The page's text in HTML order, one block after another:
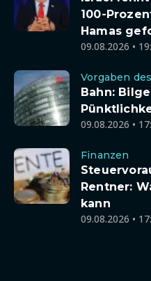
100-
Hamas
09.08.2026 •
Vorgaben
Bahn:
09.08.2026 •
Finanzen
Rentner:
kann
09.08.2026 •